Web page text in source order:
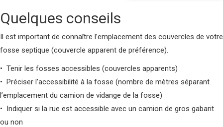
Quelques conseils
Il est important de connaître l’emplacement des couvercles de votre
fosse septique (couvercle apparent de préférence).
• Tenir les fosses accessibles (couvercles apparents)
• Préciser l’accessibilité à la fosse (nombre de mètres séparant
l’emplacement du camion de vidange de la fosse)
• Indiquer si la rue est accessible avec un camion de gros gabarit
ou non